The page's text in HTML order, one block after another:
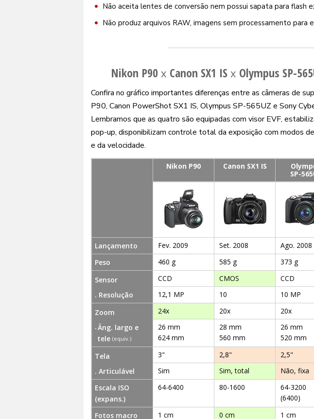
Não aceita lentes de conversão nem possui sapata para flash
Não produz arquivos RAW, imagens sem processamento para
Nikon P90x Canon SX1 ISx Olympus SP-
Confira no gráfico importantes diferenças entre as câmeras de
P90, Canon PowerShot SX1 IS, Olympus SP-565UZ e Sony
Lembramos que as quatro são equipadas com visor EVF,
pop-up, disponibilizam controle total da exposição com modos
e da velocidade.
Nikon P90 Canon SX1 IS
SP-
Lançamento Fev. 2009 Set. 2008 Ago. 2008
Peso
460 g 585 g 373 g
Sensor
CCD CMOS CCD
. Resolução
12,1 MP 10 10 MP
Zoom
24x 20x 20x
Âng. largo e
tele (equiv.)
26 mm
624 mm
28 mm
560 mm
26 mm
520 mm
Tela
3" 2,8" 2,5"
. Articulável
Sim Sim, total Não, fixa
Escala ISO
(expans.)
64-6400 80-1600
64-3200
(6400)
Fotos macro 1 cm 0 cm 1 cm